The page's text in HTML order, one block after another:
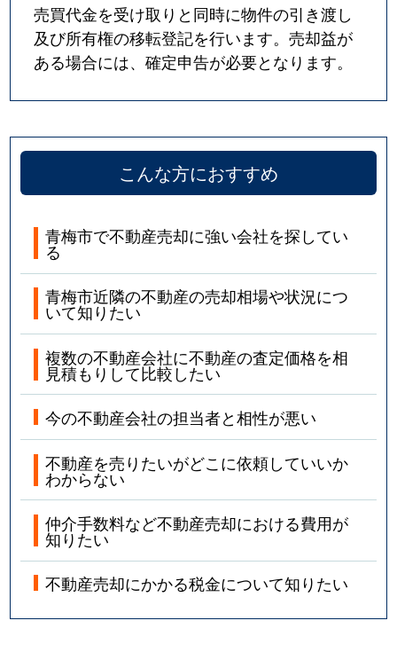
売買代金を受け取りと同時に物件の引き渡し
及び所有権の移転登記を行います。売却益が
ある場合には、確定申告が必要となります。
こんな方におすすめ
青梅市で不動産売却に強い会社を探してい
る
青梅市近隣の不動産の売却相場や状況につ
いて知りたい
複数の不動産会社に不動産の査定価格を相
見積もりして比較したい
今の不動産会社の担当者と相性が悪い
不動産を売りたいがどこに依頼していいか
わからない
仲介手数料など不動産売却における費用が
知りたい
不動産売却にかかる税金について知りたい